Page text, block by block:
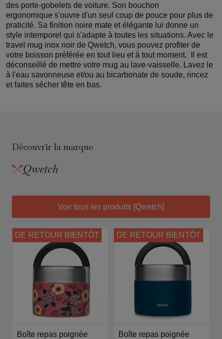
des porte-gobelets de voiture. Son bouchon
ergonomique s'ouvre d'un seul coup de pouce pour plus de
praticité. Sa finition noire mate et élégante lui donne un
style intemporel qui s'adapte à toutes les situations. Avec le
travel mug inox noir de Qwetch, vous pouvez profiter de
votre boisson préférée en tout lieu et à tout moment. Il est
déconseillé de mettre votre mug au lave-vaisselle. Lavez le
à l'eau savonneuse et/ou au bicarbonate de soude, rincez
et faites sécher tête en bas.
Découvrir la marque
Qwetch
Voir tous les produits [Qwetch]
DE RETOUR BIENTÔT
Boîte repas poignée
DE RETOUR BIENTÔT
Boîte repas poignée